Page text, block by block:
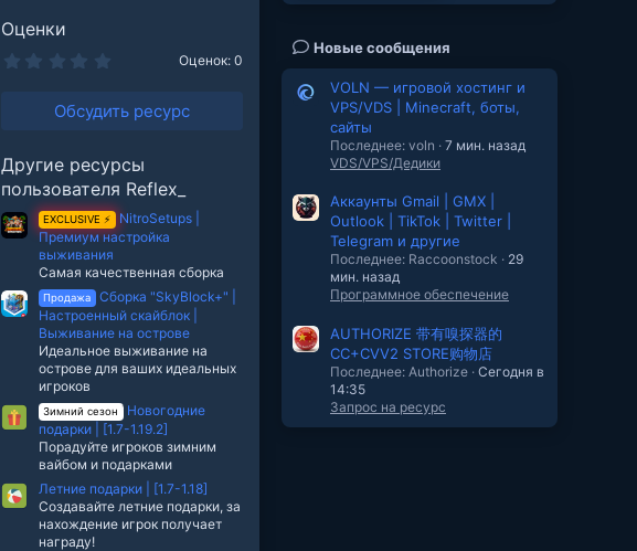
Оценки
0
з
з
д
Оценок: 0
Обсудить ресурс
Другие ресурсы
пользователя Reflex_
EXCLUSIVE ⚡
NitroSetups |
Премиум настройка
выживания
Самая качественная сборка
Продажа
Сборка "SkyBlock+" |
Настроенный скайблок |
Выживание на острове
Идеальное выживание на
острове для ваших идеальных
игроков
Зимний сезон
Новогодние
подарки | [1.7-1.19.2]
Порадуйте игроков зимним
вайбом и подарками
Летние подарки | [1.7-1.18]
Создавайте летние подарки, за
нахождение игрок получает
награду!
Новые сообщения
VOLN — игровой хостинг и
VPS/VDS | Minecraft, боты,
сайты
Последнее: voln
7 мин. назад
VDS/VPS/Дедики
Аккаунты Gmail | GMX |
Outlook | TikTok | Twitter |
Telegram и другие
Последнее: Raccoonstock
29
мин. назад
Программное обеспечение
AUTHORIZE 带有嗅探器的
CC+CVV2 STORE购物店
Последнее: Authorize Сегодня в
14:35
Запрос на ресурс